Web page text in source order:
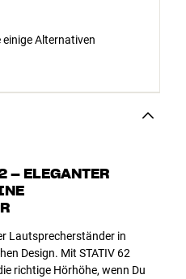
Alternativen
– ELEGANTER
Lautsprecherständer in
Design. Mit STATIV 62
richtige Hörhöhe, wenn Du